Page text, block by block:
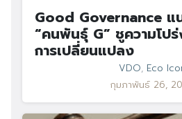
Good Governance แ
“คนพันธุ์ G” ชูความโป
การเปลี่ยนแปลง
VDO, Eco
กุมภาพันธ์ 26,